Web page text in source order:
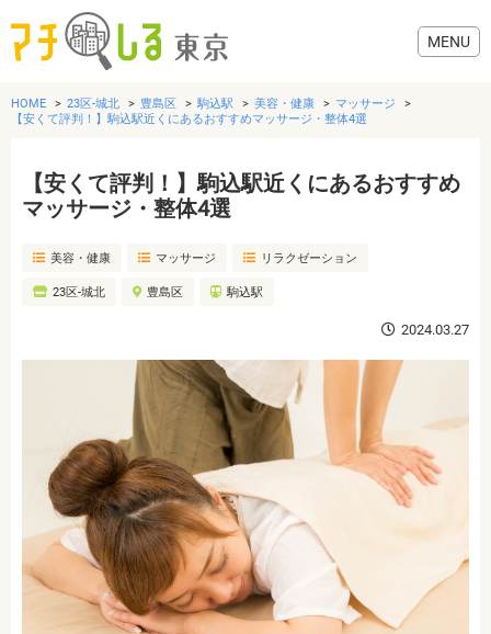
グルメ
美容・健康
生活
HOME 23区-城北 豊島区 駒込駅 美容・健康
マッサージ
【安くて評判！】駒込駅近くにあるおすすめマッサージ・整体4選
【安くて評判！】駒込駅近くにあるおすすめ
マッサージ・整体4選
美容・健康 マッサージ リラクゼーション
23区-城北 豊島区 駒込駅
2024.03.27